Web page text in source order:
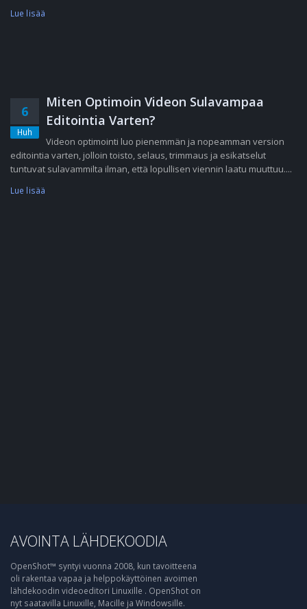
Lue lisää
6
Huh
Miten Optimoin Videon Sulavampaa
Editointia Varten?
Videon optimointi luo pienemmän ja nopeamman version
editointia varten, jolloin toisto, selaus, trimmaus ja esikatselut
tuntuvat sulavammilta ilman, että lopullisen viennin laatu muuttuu....
Lue lisää
AVOINTA LÄHDEKOODIA
OpenShot™ syntyi vuonna 2008, kun tavoitteena
oli rakentaa vapaa ja helppokäyttöinen avoimen
lähdekoodin videoeditori Linuxille . OpenShot on
nyt saatavilla Linuxille, Macille ja Windowsille.